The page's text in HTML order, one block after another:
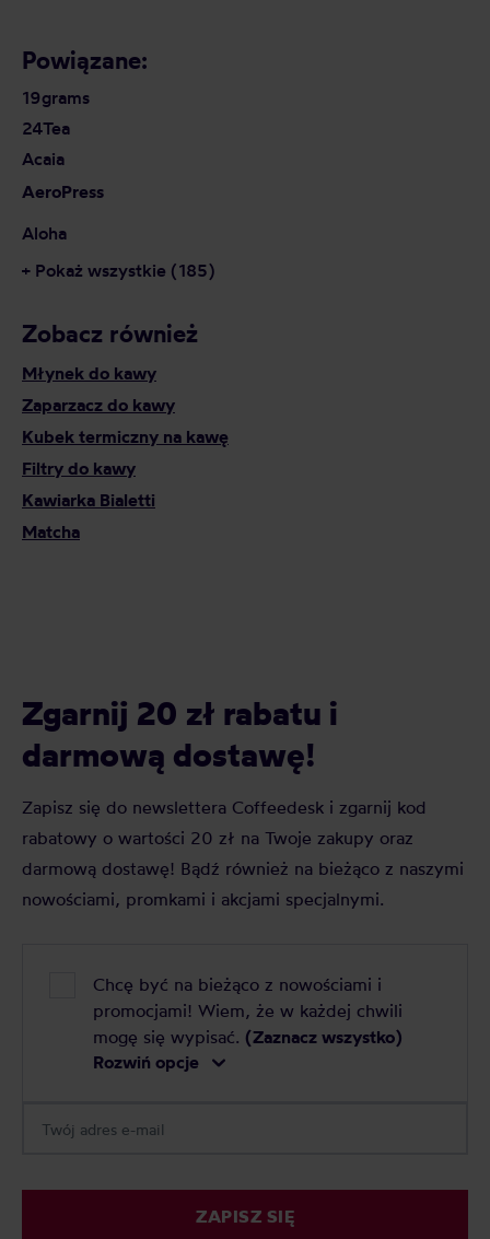
Powiązane:
19grams
24Tea
Acaia
AeroPress
Aloha
+ Pokaż wszystkie (185)
Zobacz również
Młynek do kawy
Zaparzacz do kawy
Kubek termiczny na kawę
Filtry do kawy
Kawiarka Bialetti
Matcha
Zgarnij 20 zł rabatu i
darmową dostawę!
Zapisz się do newslettera Coffeedesk i zgarnij kod
rabatowy o wartości 20 zł na Twoje zakupy oraz
darmową dostawę! Bądź również na bieżąco z naszymi
nowościami, promkami i akcjami specjalnymi.
Chcę być na bieżąco z nowościami i
promocjami! Wiem, że w każdej chwili
mogę się wypisać. (Zaznacz wszystko)
Rozwiń opcje
ZAPISZ SIĘ